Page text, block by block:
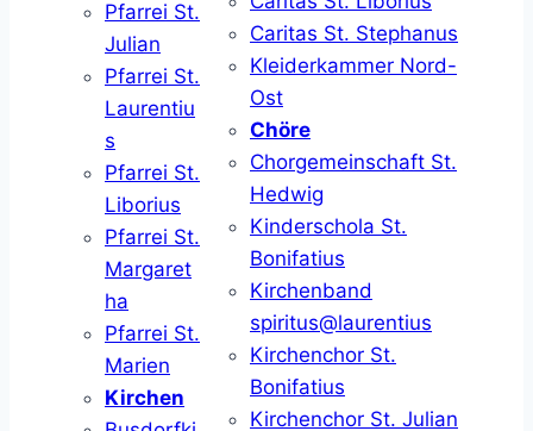
Pfarrei St.
Julian
Pfarrei St.
Laurentiu
s
Pfarrei St.
Liborius
Pfarrei St.
Margaret
ha
Pfarrei St.
Marien
Kirchen
Caritas St. Stephanus
Kleiderkammer Nord-
Ost
Chöre
Chorgemeinschaft St.
Hedwig
Kinderschola St.
Bonifatius
Kirchenband
spiritus@laurentius
Kirchenchor St.
Bonifatius
Kirchenchor St. Julian